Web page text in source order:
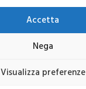
Accetta
Nega
Visualizza preferenze